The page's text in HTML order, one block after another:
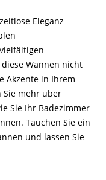
Eleganz
Wannen nicht
Akzente in Ihrem
Sie mehr über
Sie Ihr Badezimmer
Tauchen Sie ein
und lassen Sie